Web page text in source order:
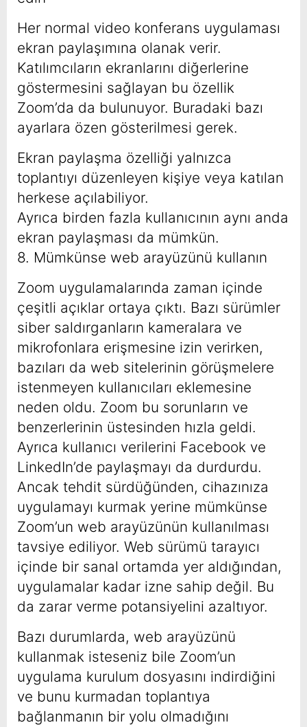
Her normal video konferans uygulaması
ekran paylaşımına olanak verir.
Katılımcıların ekranlarını diğerlerine
göstermesini sağlayan bu özellik
Zoom’da da bulunuyor. Buradaki bazı
ayarlara özen gösterilmesi gerek.
Ekran paylaşma özelliği yalnızca
toplantıyı düzenleyen kişiye veya katılan
herkese açılabiliyor.
Ayrıca birden fazla kullanıcının aynı anda
ekran paylaşması da mümkün.
8. Mümkünse web arayüzünü kullanın
Zoom uygulamalarında zaman içinde
çeşitli açıklar ortaya çıktı. Bazı sürümler
siber saldırganların kameralara ve
mikrofonlara erişmesine izin verirken,
bazıları da web sitelerinin görüşmelere
istenmeyen kullanıcıları eklemesine
neden oldu. Zoom bu sorunların ve
benzerlerinin üstesinden hızla geldi.
Ayrıca kullanıcı verilerini Facebook ve
LinkedIn’de paylaşmayı da durdurdu.
Ancak tehdit sürdüğünden, cihazınıza
uygulamayı kurmak yerine mümkünse
Zoom’un web arayüzünün kullanılması
tavsiye ediliyor. Web sürümü tarayıcı
içinde bir sanal ortamda yer aldığından,
uygulamalar kadar izne sahip değil. Bu
da zarar verme potansiyelini azaltıyor.
Bazı durumlarda, web arayüzünü
kullanmak isteseniz bile Zoom’un
uygulama kurulum dosyasını indirdiğini
ve bunu kurmadan toplantıya
bağlanmanın bir yolu olmadığını